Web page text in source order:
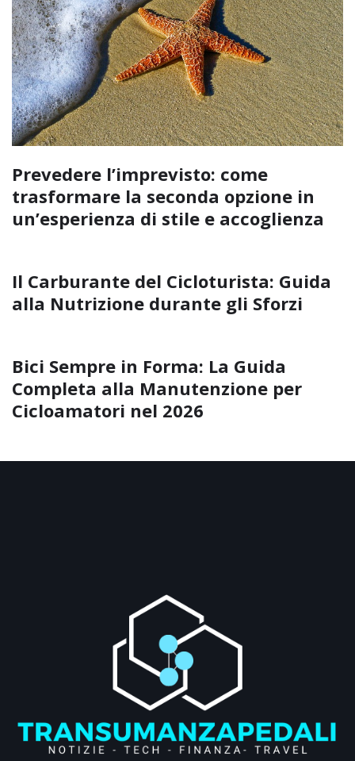
Prevedere l’imprevisto: come
trasformare la seconda opzione in
un’esperienza di stile e accoglienza
Il Carburante del Cicloturista: Guida
alla Nutrizione durante gli Sforzi
Bici Sempre in Forma: La Guida
Completa alla Manutenzione per
Cicloamatori nel 2026